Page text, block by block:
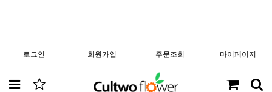
로그인 회원가입 주문조회 마이페이지